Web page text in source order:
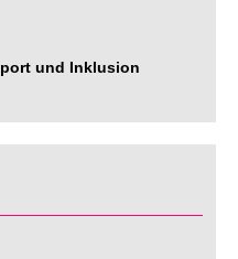
und Inklusion